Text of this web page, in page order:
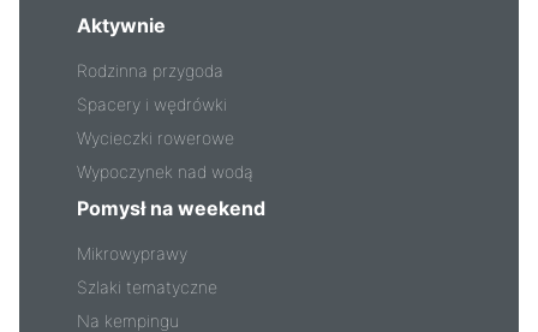
Aktywnie
Rodzinna przygoda
Spacery i wędrówki
Wycieczki rowerowe
Wypoczynek nad wodą
Pomysł na weekend
Mikrowyprawy
Szlaki tematyczne
Na kempingu